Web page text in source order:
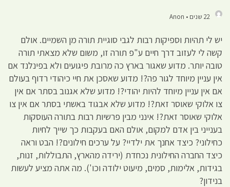
22 שנים • Anon
יש לי תהיות וספיקות רבות לגבי סוגיית תורה מן השמיים. אולם
קשה לי לעזוב דרך חיים ע"פ תורה זו, משום שלא מצאתי תורה
טובה יותר. מדוע שאגור בארץ כה מרובת פיגועים ולא בפינלנד אם
אין עניין מיוחד לגור פה?! מדוע שאסכן את חיי כיהודי רדוף בעולם
אם אין עניין מיוחד להיות יהודי?! מדוע שלא אגנוב בסתר אם אין
צו אלוקי שאוסר זאת?! מדוע שלא אבגוד באשתי בסתר אם אין צו
אלוקי שאוסר זאת?! אינני מבין פרשיות רבות בתורה העוסקות
בענייני בין אדם למקום, אולם האם בעקבות כך שייך לחיות
כחילוני? כיצד אחנך את ילדיי? על ערכים חילונים?! הבט וראה
כיצד החברה החילונית נכחדת (ירידה מהארץ, התבוללות, זנות,
בגידות, אלימות, סמים, מיעוט ילודה וכו'). מה אתה מציע לעשות
בנידון?